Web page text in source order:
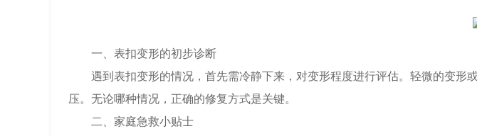
一、表扣变形的初步诊断
遇到表扣变形的情况，首先需冷静下来，对变形程度进行评估。轻微的变形
压。无论哪种情况，正确的修复方式是关键。
二、家庭急救小贴士